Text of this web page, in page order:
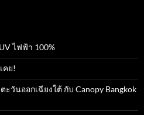
ไฟฟ้า 100%
คย!
ะวันออกเฉียงใต้ กับ Canopy Bangkok